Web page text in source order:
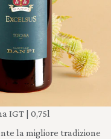
IGT | 0,75l
la migliore tradizione